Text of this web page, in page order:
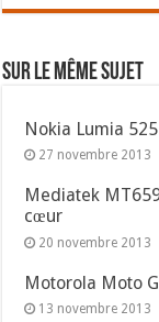
Sur le même sujet
Nokia Lumia
27 novembre 2013
Mediatek
cœur
20 novembre 2013
Motorola Moto
13 novembre 2013